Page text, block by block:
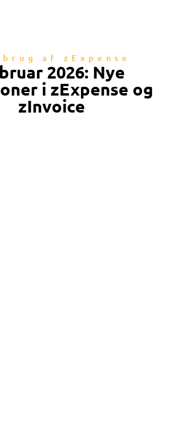
af zExpense
2026: Nye
i zExpense og
zInvoice